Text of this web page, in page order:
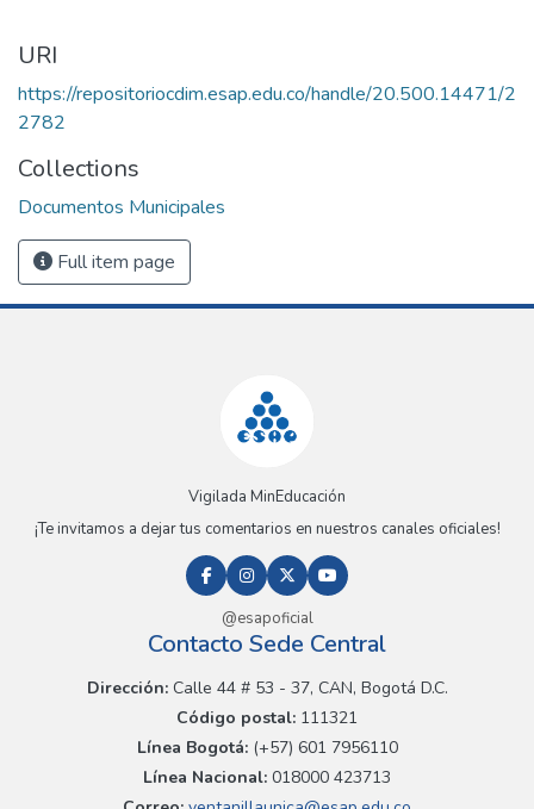
URI
https://repositoriocdim.esap.edu.co/handle/20.500.14471/2
2782
Collections
Documentos Municipales
Full item page
Vigilada MinEducación
¡Te invitamos a dejar tus comentarios en nuestros canales oficiales!
@esapoficial
Contacto Sede Central
Dirección:Calle 44 # 53 - 37, CAN, Bogotá D.C.
Código postal: 111321
Línea Bogotá:(+57) 601 7956110
Línea Nacional: 018000 423713